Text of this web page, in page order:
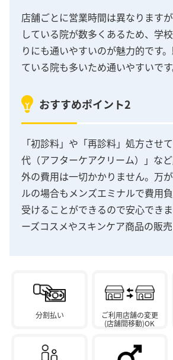
店舗ごとに営業時間は異なります
している院が数多くあるため、学
りにも通いやすいのが魅力的です
ている院も多いため通いやすいです
おすすめポイント2
「初診料」や「再診料」処方させ
代（アフターケアクリーム）」な
外の費用は一切かかりません。万
ルの場合もメンズエミナルで費用
受けることができるので安心でき
ーズコスメやスキンケア商品の販
分割払い
ご利用店舗の変更
(店舗間移動)OK